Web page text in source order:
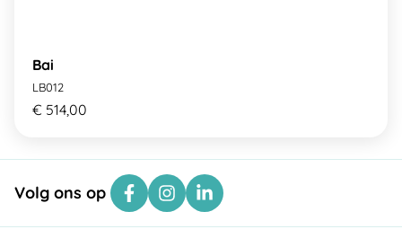
Bai
LB012
€ 514,00
Volg ons op